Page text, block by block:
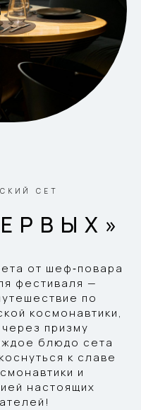
СЕТ
от шеф‑повара
фестиваля —
по
космонавтики,
призму
блюдо сета
к славе
и
настоящих